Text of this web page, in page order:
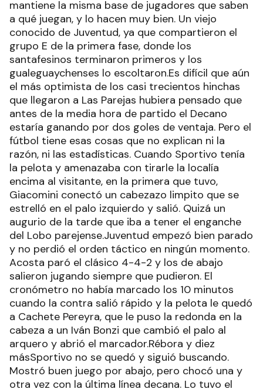
mantiene la misma base de jugadores que saben
a qué juegan, y lo hacen muy bien. Un viejo
conocido de Juventud, ya que compartieron el
grupo E de la primera fase, donde los
santafesinos terminaron primeros y los
gualeguaychenses lo escoltaron.Es difícil que aún
el más optimista de los casi trecientos hinchas
que llegaron a Las Parejas hubiera pensado que
antes de la media hora de partido el Decano
estaría ganando por dos goles de ventaja. Pero el
fútbol tiene esas cosas que no explican ni la
razón, ni las estadísticas. Cuando Sportivo tenía
la pelota y amenazaba con tirarle la localía
encima al visitante, en la primera que tuvo,
Giacomini conectó un cabezazo limpito que se
estrelló en el palo izquierdo y salió. Quizá un
augurio de la tarde que iba a tener el enganche
del Lobo parejense.Juventud empezó bien parado
y no perdió el orden táctico en ningún momento.
Acosta paró el clásico 4-4-2 y los de abajo
salieron jugando siempre que pudieron. El
cronómetro no había marcado los 10 minutos
cuando la contra salió rápido y la pelota le quedó
a Cachete Pereyra, que le puso la redonda en la
cabeza a un Iván Bonzi que cambió el palo al
arquero y abrió el marcador.Rébora y diez
másSportivo no se quedó y siguió buscando.
Mostró buen juego por abajo, pero chocó una y
otra vez con la última línea decana. Lo tuvo el